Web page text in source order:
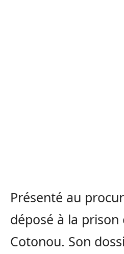
Présenté au
déposé à la prison
Cotonou. Son